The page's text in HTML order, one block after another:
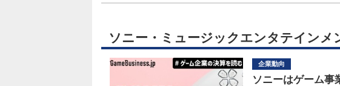
ソニー・ミュージックエンタテインメ
企業動向
ソニーはゲーム事